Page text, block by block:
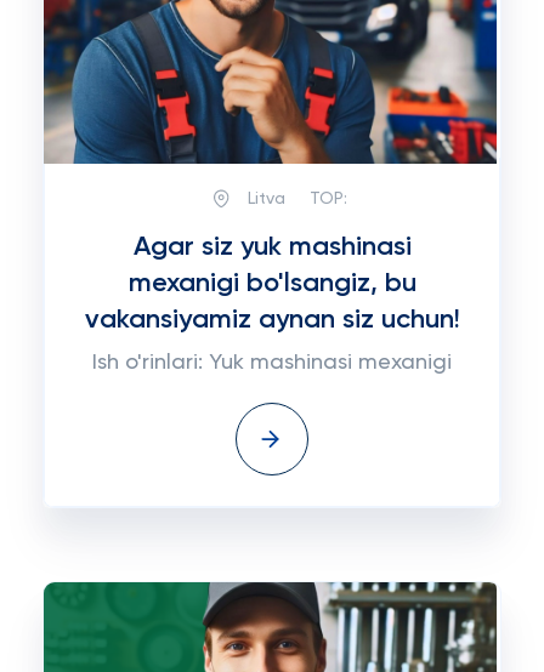
Litva TOP:
Agar siz yuk mashinasi
mexanigi bo'lsangiz, bu
vakansiyamiz aynan siz uchun!
Ish o'rinlari: Yuk mashinasi mexanigi